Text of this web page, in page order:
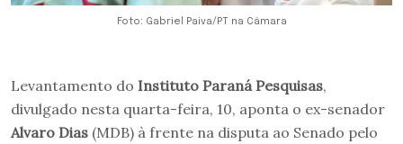
Foto: Gabriel Paiva/PT na Câmara
Levantamento do Instituto Paraná Pesquisas,
divulgado nesta quarta-feira, 10, aponta o ex-senador
Alvaro Dias (MDB) à frente na disputa ao Senado pelo